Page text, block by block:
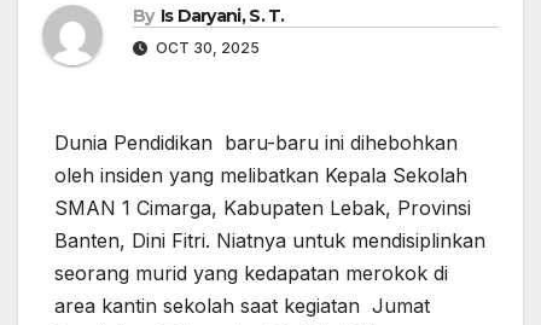
By Is Daryani, S. T.
OCT 30, 2025
Dunia Pendidikan baru-baru ini dihebohkan
oleh insiden yang melibatkan Kepala Sekolah
SMAN 1 Cimarga, Kabupaten Lebak, Provinsi
Banten, Dini Fitri. Niatnya untuk mendisiplinkan
seorang murid yang kedapatan merokok di
area kantin sekolah saat kegiatan Jumat